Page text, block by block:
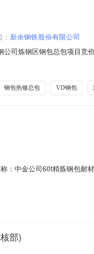
新余钢铁股份有限公司
司炼钢区钢包总包项目
中所涉及到的耐火材料供
钢包热修总包 VD钢包
：中金公司60t精炼钢包
股份有限公司公司账户
部)